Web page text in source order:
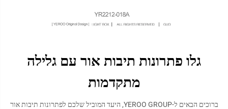
גלו פתרונות תיבות אור עם גלילה
מתקדמות
ברוכים הבאים ל-YEROO GROUP, היעד המוביל שלכם לפתרונות תיבות אור